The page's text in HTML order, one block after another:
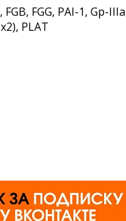
FGB, FGG, PAI-1, Gp-
PLAT